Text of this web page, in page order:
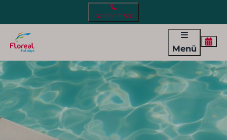
+32 800 11 505
Menü